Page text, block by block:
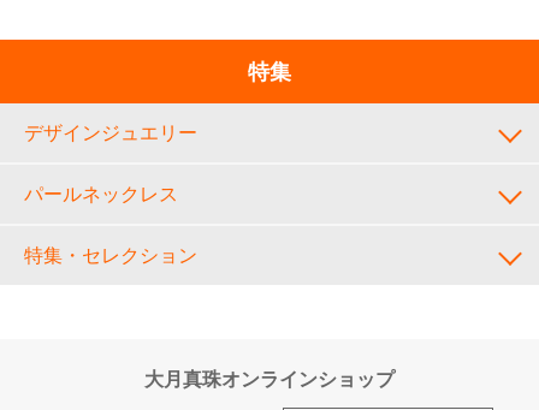
特集
デザインジュエリー
パールネックレス
特集・セレクション
大月真珠オンラインショップ